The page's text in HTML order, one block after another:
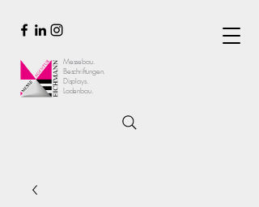
Messebau.
Beschriftungen.
Displays.
Ladenbau.